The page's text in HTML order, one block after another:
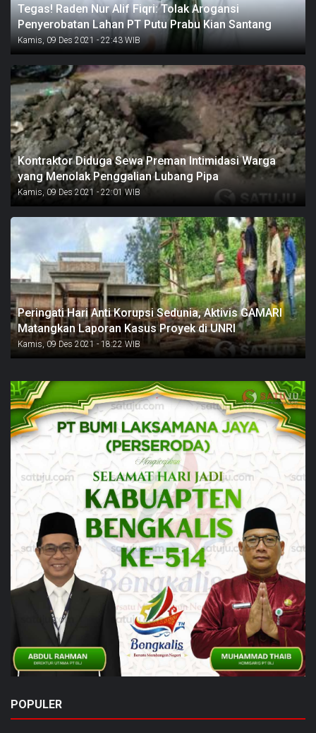
Tegas! Raden Nur Alif Fiqri: Tolak Arogansi
Penyerobatan Lahan PT Putu Prabu Kian Santang
Kamis, 09 Des 2021 - 22:43 WIB
Kontraktor Diduga Sewa Preman Intimidasi Warga
yang Menolak Penggalian Lubang Pipa
Kamis, 09 Des 2021 - 22:01 WIB
Peringati Hari Anti Korupsi Sedunia, Aktivis GAMARI
Matangkan Laporan Kasus Proyek di UNRI
Kamis, 09 Des 2021 - 18:22 WIB
POPULER